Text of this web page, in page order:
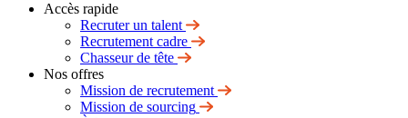
Accès rapide
Recruter un talent
Recrutement cadre
Chasseur de tête
Nos offres
Mission de recrutement
Mission de sourcing